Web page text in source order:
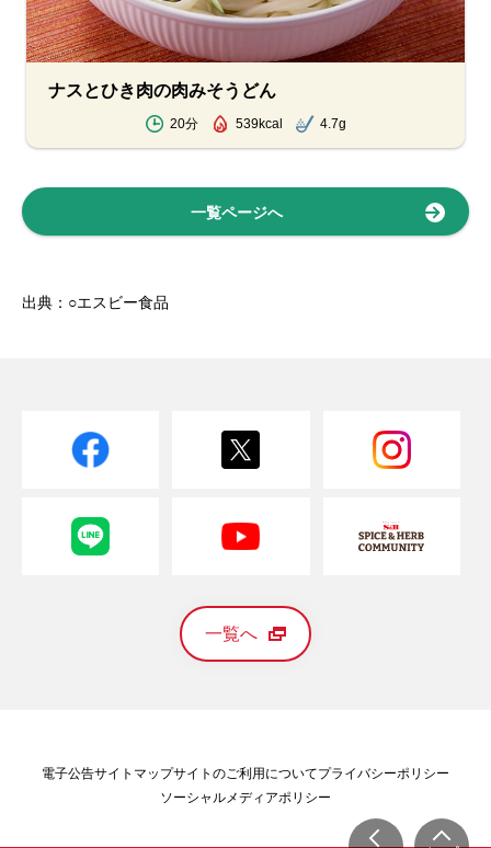
ナスとひき肉の肉みそうどん
20分 539kcal 4.7g
一覧ページへ
出典：○エスビー食品
一覧へ
電子公告サイトマップサイトのご利用についてプライバシーポリシー
ソーシャルメディアポリシー